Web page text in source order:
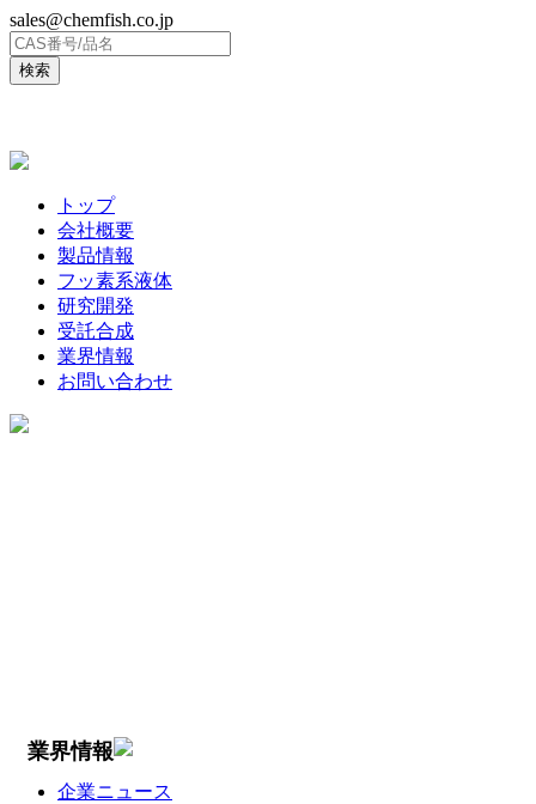
sales@chemfish.co.jp
トップ
会社概要
製品情報
フッ素系液体
研究開発
受託合成
業界情報
お問い合わせ
業界情報
企業ニュース